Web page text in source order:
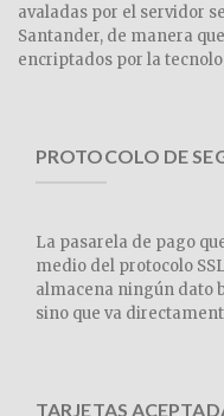
avaladas por el servidor
Santander, de manera
encriptados por la
PROTOCOLO DE
La pasarela de pago
medio del protocolo
almacena ningún dato
sino que va
TARJETAS